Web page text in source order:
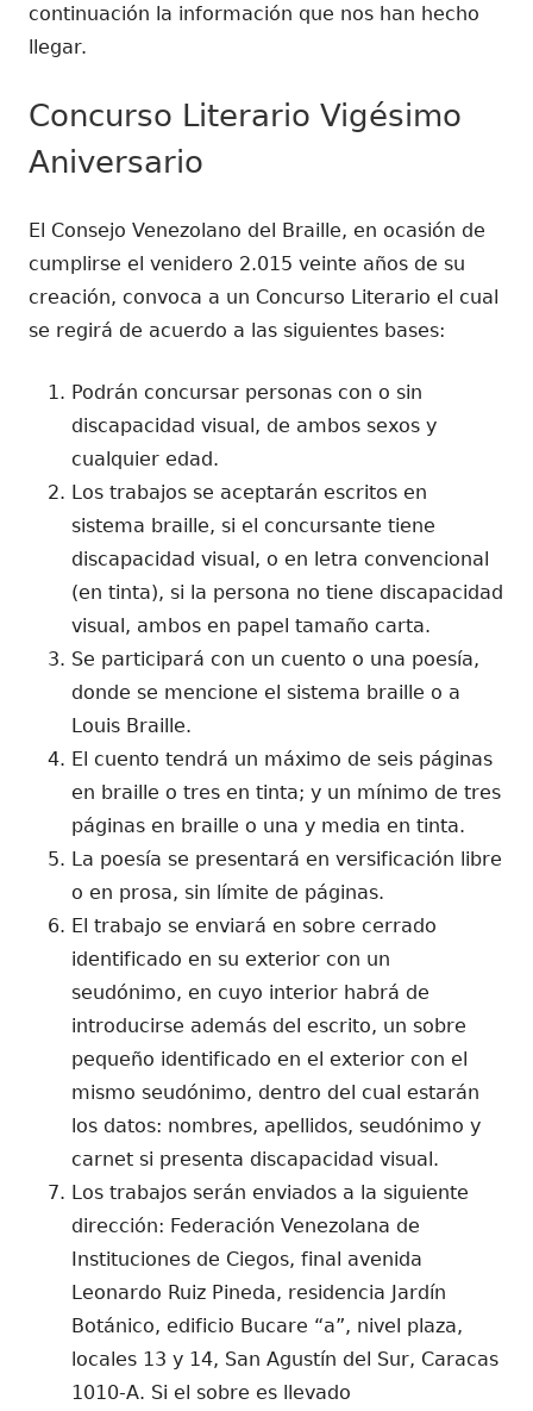
continuación la información que nos han hecho
llegar.
Concurso Literario Vigésimo
Aniversario
El Consejo Venezolano del Braille, en ocasión de
cumplirse el venidero 2.015 veinte años de su
creación, convoca a un Concurso Literario el cual
se regirá de acuerdo a las siguientes bases:
Podrán concursar personas con o sin
discapacidad visual, de ambos sexos y
cualquier edad.
Los trabajos se aceptarán escritos en
sistema braille, si el concursante tiene
discapacidad visual, o en letra convencional
(en tinta), si la persona no tiene discapacidad
visual, ambos en papel tamaño carta.
Se participará con un cuento o una poesía,
donde se mencione el sistema braille o a
Louis Braille.
El cuento tendrá un máximo de seis páginas
en braille o tres en tinta; y un mínimo de tres
páginas en braille o una y media en tinta.
La poesía se presentará en versificación libre
o en prosa, sin límite de páginas.
El trabajo se enviará en sobre cerrado
identificado en su exterior con un
seudónimo, en cuyo interior habrá de
introducirse además del escrito, un sobre
pequeño identificado en el exterior con el
mismo seudónimo, dentro del cual estarán
los datos: nombres, apellidos, seudónimo y
carnet si presenta discapacidad visual.
Los trabajos serán enviados a la siguiente
dirección: Federación Venezolana de
Instituciones de Ciegos, final avenida
Leonardo Ruiz Pineda, residencia Jardín
Botánico, edificio Bucare “a”, nivel plaza,
locales 13 y 14, San Agustín del Sur, Caracas
1010-A. Si el sobre es llevado